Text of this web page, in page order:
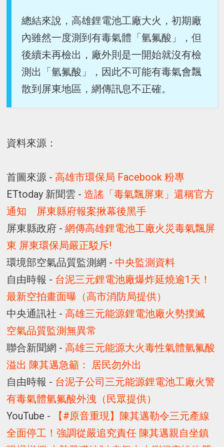
總結來說，高雄鋰電池工廠大火，初期廠
內雖然一度測到有毒氣體「氫氟酸」，但
後續未再檢出，廠外則是一開始就沒有檢
測出「氫氟酸」，因此不可能有毒氣會飄
散到屏東地區，網傳訊息不正確。
資料來源：
首圖來源 - 高雄市環保局 Facebook 粉專
ETtoday 新聞雲 -造謠「毒氣飄屏東」還稱官方
通知 屏東縣府報案揪幕後黑手
屏東縣政府 -網傳高雄鋰電池工廠火災毒氣飄屏
東 屏東環保局嚴正駁斥!
環境部空氣品質監測網 - 中央監測資料
自由時報 - 台泥三元鋰電池廠爆炸延燒逾1天！
最新空拍畫面曝（高市消防局提供）
中央通訊社 - 高雄三元能源鋰電池廠火勢撲滅
空氣品質監測無異常
聯合新聞網 - 高雄三元能源大火毒性氣體氫氟酸
溢出 陳其邁急籲： 居民勿外出
自由時報 - 台泥子公司三元能源鋰電池工廠火警
有毒氣體氫氟酸外洩（民眾提供）
YouTube -
【#原音重現】陳其邁勒令三元產線
全面停工！強調從嚴追究責任 陳其邁親自坐鎮